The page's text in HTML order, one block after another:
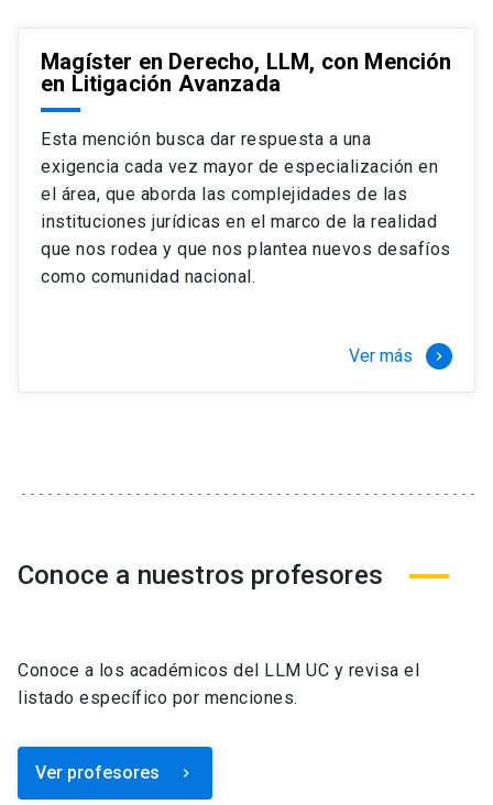
Magíster en Derecho, LLM, con Mención
en Litigación Avanzada
Esta mención busca dar respuesta a una
exigencia cada vez mayor de especialización en
el área, que aborda las complejidades de las
instituciones jurídicas en el marco de la realidad
que nos rodea y que nos plantea nuevos desafíos
como comunidad nacional.
Ver más keyboard_arrow_right
Conoce a nuestros profesores
Conoce a los académicos del LLM UC y revisa el
listado específico por menciones.
Ver profesores keyboard_arrow_right